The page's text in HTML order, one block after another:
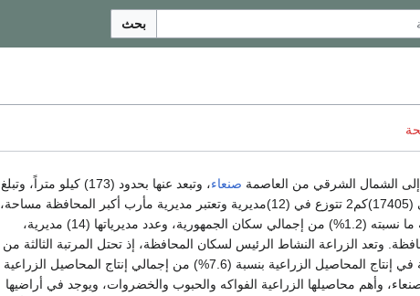
بحث
الشمال الشرقي من العاصمة صنعاء
، وتبعد عنها بحدود (173) كيلو متراً، وتبلغ
مساحة المحافظة حوالي (17405)كم2 تتوزع في (12)مديرية وتعتبر مديرية مأرب أكبر المحافظة مساحة،
ويشكل سكان المحافظة ما نسبته (1.2%) من إجمالي سكان الجمهورية، وعدد مديرياتها (14) مديرية،
وتعد الزراعة النشاط الرئيس لسكان المحافظة، إذ تحتل المرتبة الثالثة من
بين محافظات الجمهورية في إنتاج المحاصيل الزراعية بنسبة (7.6%) من إجمالي إنتاج المحاصيل الزراعية
وأهم محاصيلها الزراعية الفواكه والحبوب والخضروات، ويوجد في أراضيها